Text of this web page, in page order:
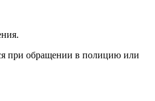
при обращении в полицию или